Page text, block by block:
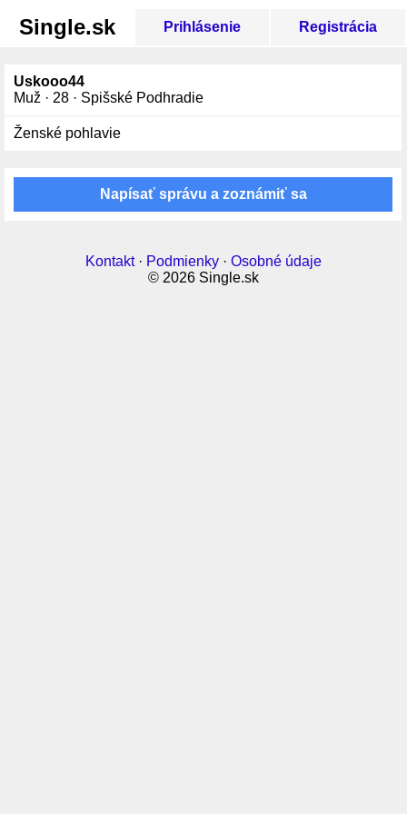
Single.sk Prihlásenie Registrácia
Uskooo44
Muž · 28 · Spišské Podhradie
Ženské pohlavie
Napísať správu a zoznámiť sa
Kontakt· Podmienky · Osobné údaje
© 2026 Single.sk